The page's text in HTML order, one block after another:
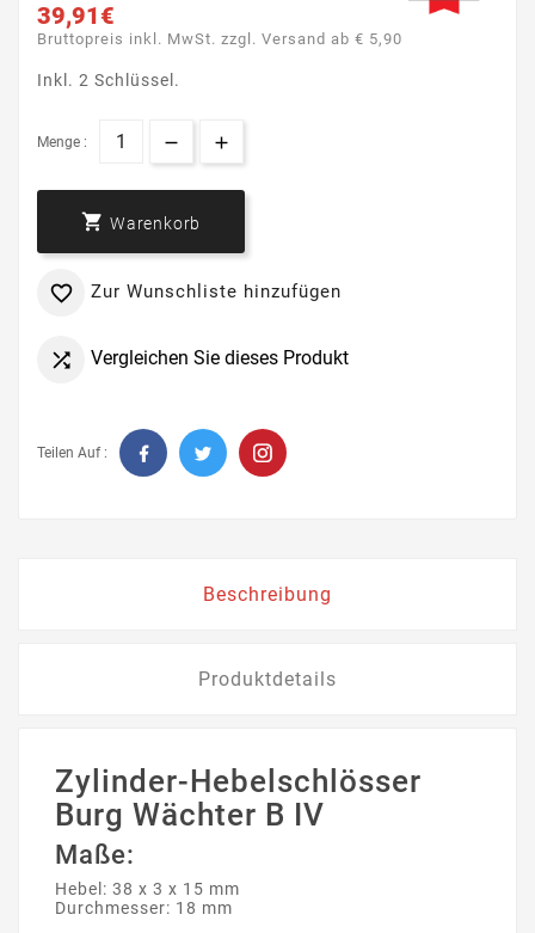
39,91€
Bruttopreis inkl. MwSt. zzgl. Versand ab € 5,90
Inkl. 2 Schlüssel.
Menge :
 Warenkorb
 Zur Wunschliste hinzufügen
 Vergleichen Sie dieses Produkt
Teilen Auf :
Beschreibung
Produktdetails
Zylinder-Hebelschlösser
Burg Wächter B IV
Maße:
Hebel: 38 x 3 x 15 mm
Durchmesser: 18 mm